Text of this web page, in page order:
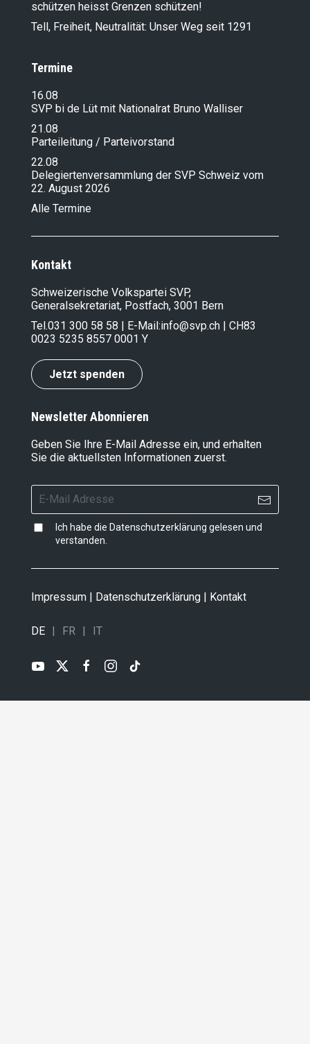
schützen heisst Grenzen schützen!
Tell, Freiheit, Neutralität: Unser Weg seit 1291
Termine
16.08
SVP bi de Lüt mit Nationalrat Bruno Walliser
21.08
Parteileitung / Parteivorstand
22.08
Delegiertenversammlung der SVP Schweiz vom
22. August 2026
Alle Termine
Kontakt
Schweizerische Volkspartei SVP,
Generalsekretariat, Postfach, 3001 Bern
Tel.031 300 58 58 | E-Mail:info@svp.ch | CH83
0023 5235 8557 0001 Y
Jetzt spenden
Newsletter Abonnieren
Geben Sie Ihre E-Mail Adresse ein, und erhalten
Sie die aktuellsten Informationen zuerst.
Ich habe die Datenschutzerklärung gelesen und
verstanden.
Impressum Datenschutzerklärung Kontakt
DE FR IT